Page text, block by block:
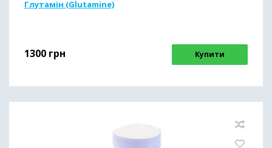
Глутамін (Glutamine)
1300 грн Купити